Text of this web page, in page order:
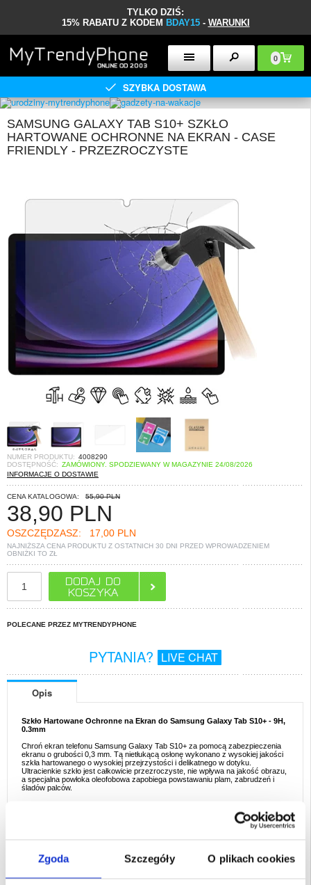
Zgoda Szczegóły O plikach cookies
TYLKO DZIŚ:
15% RABATU Z KODEM BDAY15- WARUNKI
0
SZYBKA DOSTAWA
SAMSUNG GALAXY TAB S10+ SZKŁO
HARTOWANE OCHRONNE NA EKRAN - CASE
FRIENDLY - PRZEZROCZYSTE
NUMER PRODUKTU: 4008290
DOSTĘPNOŚĆ: ZAMÓWIONY. SPODZIEWANY W MAGAZYNIE 24/08/2026
INFORMACJE O DOSTAWIE
CENA KATALOGOWA: 55,90 PLN
38,90 PLN
OSZCZĘDZASZ: 17,00 PLN
NAJNIŻSZA CENA PRODUKTU Z OSTATNICH 30 DNI PRZED WPROWADZENIEM
OBNIŻKI TO ZŁ
POLECANE PRZEZ MYTRENDYPHONE
PYTANIA? LIVE CHAT
Opis
Szkło Hartowane Ochronne na Ekran do Samsung Galaxy Tab S10+ - 9H,
0.3mm
Chroń ekran telefonu Samsung Galaxy Tab S10+ za pomocą zabezpieczenia
ekranu o grubości 0,3 mm. Tą nietłukącą osłonę wykonano z wysokiej jakości
szkła hartowanego o wysokiej przejrzystości i delikatnego w dotyku.
Ultracienkie szkło jest całkowicie przezroczyste, nie wpływa na jakość obrazu,
a specjalna powłoka oleofobowa zapobiega powstawaniu plam, zabrudzeń i
śladów palców.
- Wysokiej jakości szkło hartowane na ekran do telefonu Samsung Galaxy Tab
- Niezawodna ochrona przed zarysowaniem, wyszczerbieniem i innymi
- Nietłukące szkło o gładkich, łukowatych krawędziach, które zapewnia
bezpieczne użytkowanie
- Powłoka oleofobowa ułatwia czyszczenie